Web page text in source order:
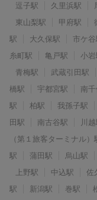
逗子駅
久里浜駅
東山梨駅
甲府駅
駅
大久保駅 市ケ谷
糸町駅
亀戸駅 小岩
青梅駅
武蔵引田駅
橋駅
宇都宮駅 南
駅
柏駅 我孫子駅
田駅
南古谷駅 川
（第１旅客ターミナル）
駅
蒲田駅 烏山駅
上野駅
中込駅 佐
駅
新潟駅 巻駅